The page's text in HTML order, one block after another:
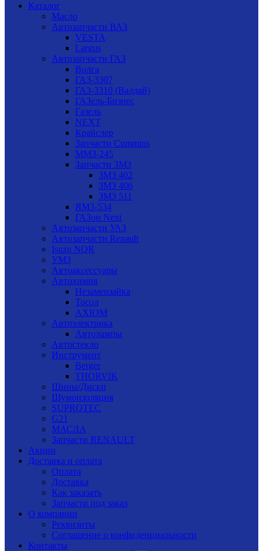
Каталог
Масло
Автозапчасти ВАЗ
VESTA
Largus
Автозапчасти ГАЗ
Волга
ГАЗ-3307
ГАЗ-3310 (Валдай)
ГАЗель-Бизнес
Газель
NEXT
Крайслер
Запчасти Cummins
ММЗ-245
Запчасти ЗМЗ
ЗМЗ 402
ЗМЗ 406
ЗМЗ 511
ЯМЗ-534
ГАЗон Next
Автозапчасти УАЗ
Автозапчасти Renault
Isuzu NQR
УМЗ
Автоаксессуары
Автохимия
Незамерзайка
Тосол
AXIOM
Автоэлектрика
Автолампы
Автостекло
Инструмент
Berger
THORVIK
Шины/Диски
Шумоизоляция
SUPROTEC
G21
МАСЛА
Запчасти RENAULT
Акции
Доставка и оплата
Оплата
Доставка
Как заказать
Запчасти под заказ
О компании
Реквизиты
Соглашение о конфиденциальности
Контакты